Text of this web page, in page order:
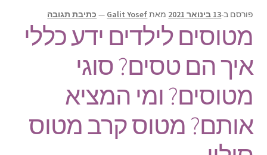
הילד
צור קשר
Products
search
פורסם ב-13 בינואר 2021 מאתGalit Yosef
— כתיבת תגובה
מטוסים לילדים ידע כללי
איך הם טסים? סוגי
מטוסים? ומי המציא
אותם? מטוס קרב מטוס